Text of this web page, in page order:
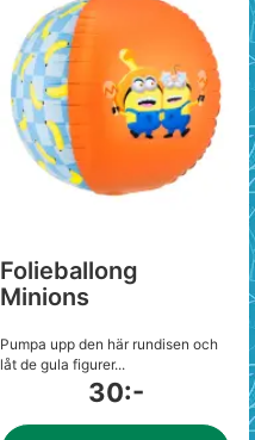
Folieballong
Minions
Pumpa upp den här rundisen och
låt de gula figurer...
30:-